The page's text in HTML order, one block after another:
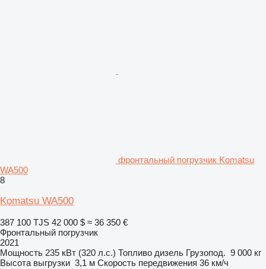
фронтальный погрузчик Komatsu
WA500
8
Komatsu WA500
387 100 TJS 42 000 $ ≈ 36 350 €
Фронтальный погрузчик
2021
Мощность 235 кВт (320 л.с.) Топливо дизель Грузопод. 9 000 кг
Высота выгрузки 3,1 м Скорость передвижения 36 км/ч